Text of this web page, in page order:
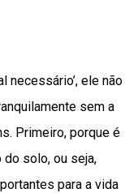
necessário’, ele não
sem a
Primeiro, porque é
do solo, ou seja,
para a vida